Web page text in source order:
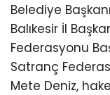
Belediye
Balıkesir İl
Federasyonu
Satranç
Mete Deniz,